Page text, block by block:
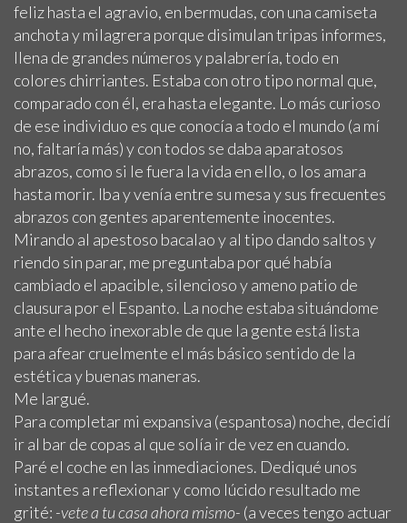
feliz hasta el agravio, en bermudas, con una camiseta
anchota y milagrera porque disimulan tripas informes,
llena de grandes números y palabrería, todo en
colores chirriantes. Estaba con otro tipo normal que,
comparado con él, era hasta elegante. Lo más curioso
de ese individuo es que conocía a todo el mundo (a mí
no, faltaría más) y con todos se daba aparatosos
abrazos, como si le fuera la vida en ello, o los amara
hasta morir. Iba y venía entre su mesa y sus frecuentes
abrazos con gentes aparentemente inocentes.
Mirando al apestoso bacalao y al tipo dando saltos y
riendo sin parar, me preguntaba por qué había
cambiado el apacible, silencioso y ameno patio de
clausura por el Espanto. La noche estaba situándome
ante el hecho inexorable de que la gente está lista
para afear cruelmente el más básico sentido de la
estética y buenas maneras.
Me largué.
Para completar mi expansiva (espantosa) noche, decidí
ir al bar de copas al que solía ir de vez en cuando.
Paré el coche en las inmediaciones. Dediqué unos
instantes a reflexionar y como lúcido resultado me
grité: -vete a tu casa ahora mismo- (a veces tengo actuar